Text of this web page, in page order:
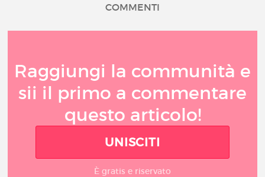
COMMENTI
Raggiungi la communità e
sii il primo a commentare
questo articolo!
UNISCITI
È gratis e riservato